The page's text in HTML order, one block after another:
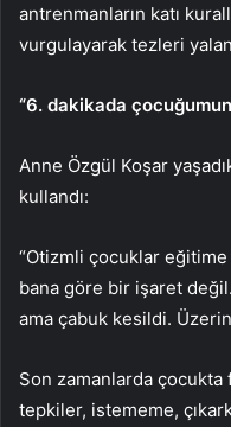
antrenmanların katı
vurgulayarak tezleri
“6. dakikada
Anne Özgül Koşar
kullandı:
“Otizmli çocuklar
bana göre bir işaret
ama çabuk kesildi.
Son zamanlarda çocukta
tepkiler, istememe,